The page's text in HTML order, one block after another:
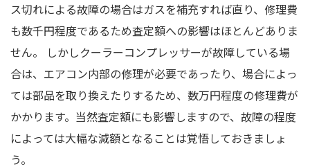
ス切れによる故障の場合はガスを補充すれば直り、修理費
も数千円程度であるため査定額への影響はほとんどありま
せん。 しかしクーラーコンプレッサーが故障している場
合は、エアコン内部の修理が必要であったり、場合によっ
ては部品を取り換えたりするため、数万円程度の修理費が
かかります。当然査定額にも影響しますので、故障の程度
によっては大幅な減額となることは覚悟しておきましょ
う。